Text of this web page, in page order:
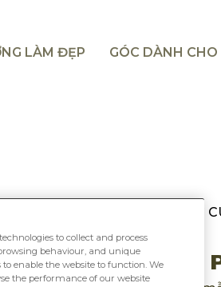
LÀM ĐẸP GÓC DÀNH CHO
KẾT TÓC, GIẢM GÃY RỤNG
N°1
gội Bond Repair
to collect and process
behaviour, and unique
to enable the website to function. We
the performance of our website